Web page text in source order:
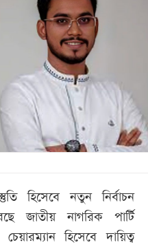
হিসেবে নতুন নির্বাচন
জাতীয় নাগরিক পার্টি
হিসেবে দায়িত্ব